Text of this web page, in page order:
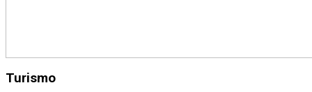
Turismo